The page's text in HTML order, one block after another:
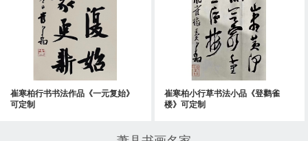
崔寒柏行书书法作品《一元复始》
可定制
崔寒柏小行草书法小品《登鹳雀
楼》可定制